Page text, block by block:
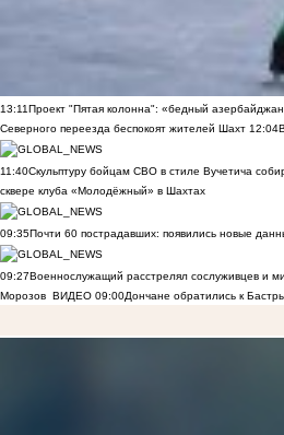
13:11Проект "Пятая колонна": «бедный
Северного переезда беспокоят жителей Шахт 12:04
11:40Скульптуру бойцам СВО в стиле Вучетича
сквере клуба «Молодёжный» в Шахтах
09:35Почти 60 пострадавших: появились новые
09:27Военнослужащий расстрелял сослуживцев и
Морозов ВИДЕО 09:00Дончане обратились к